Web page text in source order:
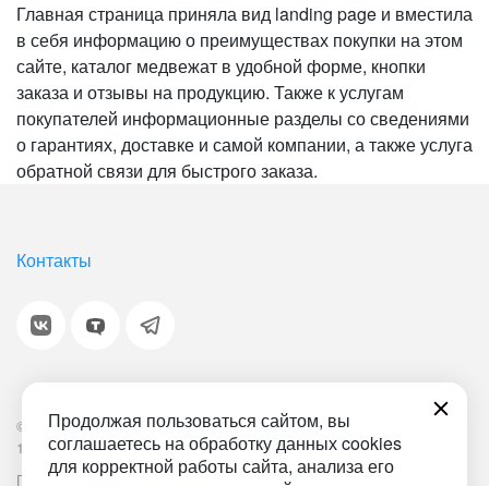
Продолжая пользоваться сайтом, вы
соглашаетесь на обработку данных cookies
для корректной работы сайта, анализа его
Главная страница приняла вид landing page и вместила
в себя информацию о преимуществах покупки на этом
сайте, каталог медвежат в удобной форме, кнопки
заказа и отзывы на продукцию. Также к услугам
покупателей информационные разделы со сведениями
о гарантиях, доставке и самой компании, а также услуга
обратной связи для быстрого заказа.
Контакты
© 2001-2026 «Битрикс», «1С-Битрикс». Работает на
1С-Битрикс: Управление сайтом.
Политика обработки персональных данных Наша ИТ-деятельность